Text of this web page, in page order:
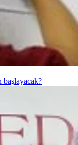
başlayacak?